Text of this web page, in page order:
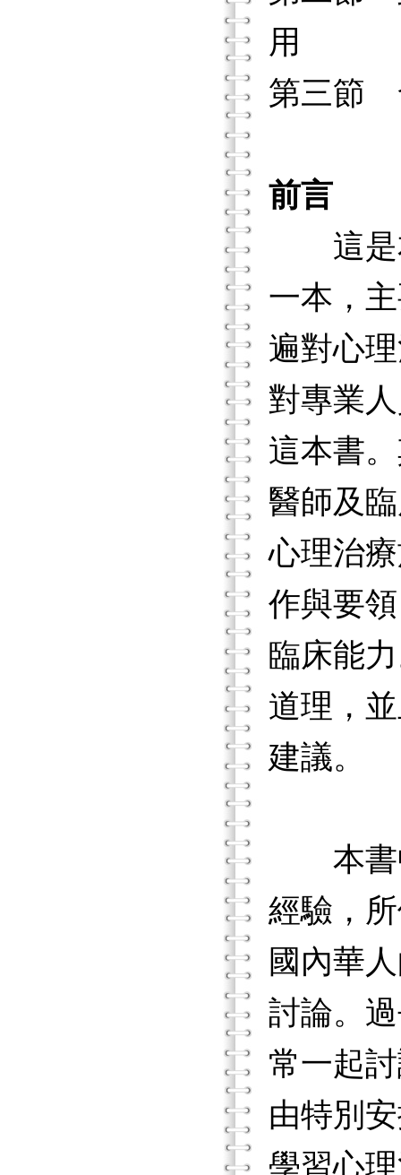
用
第三節
前言
這是本
一本，
遍對心
對專業
這本書
醫師及
心理治
作與要
臨床能
道理，
建議。
本書中
經驗，
國內華
討論。
常一起
由特別
學習心